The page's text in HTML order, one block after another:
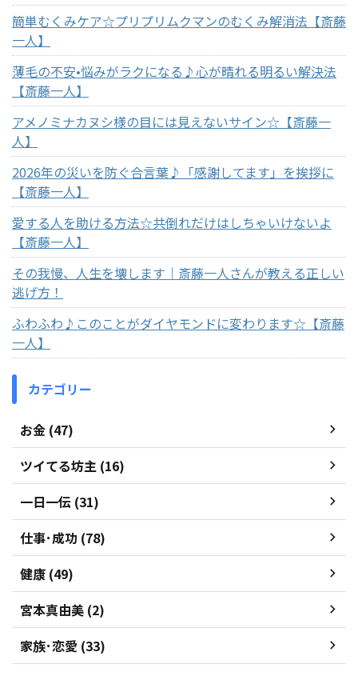
簡単むくみケア☆プリプリムクマンのむくみ解消法【斎藤
一人】
薄毛の不安•悩みがラクになる♪心が晴れる明るい解決法
【斎藤一人】
アメノミナカヌシ様の目には見えないサイン☆【斎藤一
人】
2026年の災いを防ぐ合言葉♪「感謝してます」を挨拶に
【斎藤一人】
愛する人を助ける方法☆共倒れだけはしちゃいけないよ
【斎藤一人】
その我慢、人生を壊します｜斎藤一人さんが教える正しい
逃げ方！
ふわふわ♪このことがダイヤモンドに変わります☆【斎藤
一人】
カテゴリー
お金 (47)
ツイてる坊主 (16)
一日一伝 (31)
仕事･成功 (78)
健康 (49)
宮本真由美 (2)
家族･恋愛 (33)